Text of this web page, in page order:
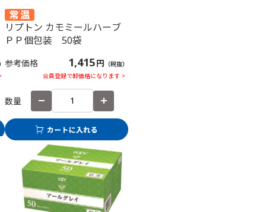
リプトン カモミールハーブ
ＰＰ個包装 50袋
参考価格 1,415円 （税抜）
会員登録で卸価格になります >
数量